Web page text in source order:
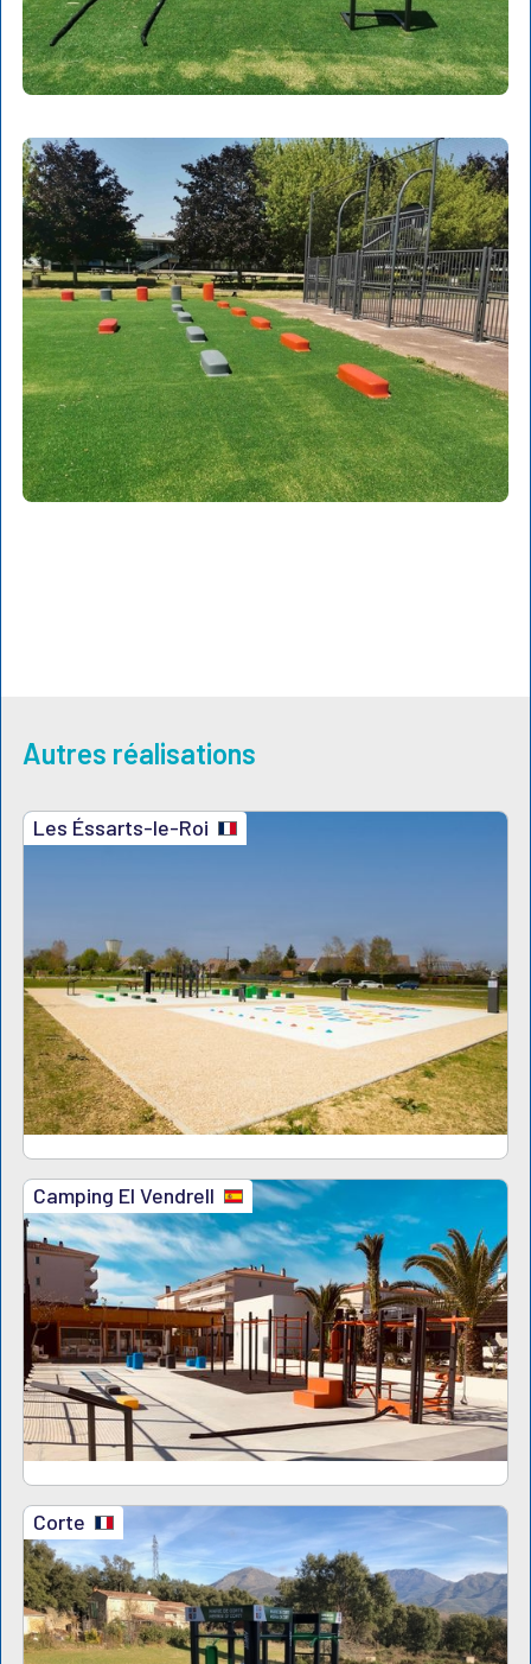
Autres réalisations
Les Éssarts-le-Roi
Camping El Vendrell
Corte